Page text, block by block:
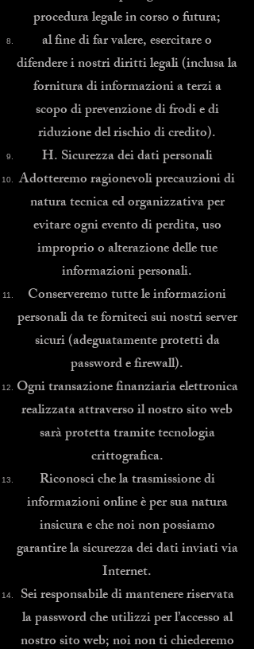
procedura legale in corso o futura;
al fine di far valere, esercitare o
difendere i nostri diritti legali (inclusa la
fornitura di informazioni a terzi a
scopo di prevenzione di frodi e di
riduzione del rischio di credito).
H. Sicurezza dei dati personali
Adotteremo ragionevoli precauzioni di
natura tecnica ed organizzativa per
evitare ogni evento di perdita, uso
improprio o alterazione delle tue
informazioni personali.
Conserveremo tutte le informazioni
personali da te forniteci sui nostri server
sicuri (adeguatamente protetti da
password e firewall).
Ogni transazione finanziaria elettronica
realizzata attraverso il nostro sito web
sarà protetta tramite tecnologia
crittografica.
Riconosci che la trasmissione di
informazioni online è per sua natura
insicura e che noi non possiamo
garantire la sicurezza dei dati inviati via
Internet.
Sei responsabile di mantenere riservata
la password che utilizzi per l’accesso al
nostro sito web; noi non ti chiederemo